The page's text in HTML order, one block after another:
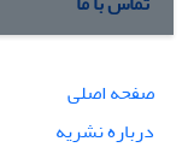
صفحه اصلی
درباره نشریه